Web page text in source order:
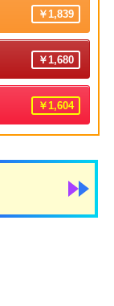
￥1,839
￥1,680
￥1,604